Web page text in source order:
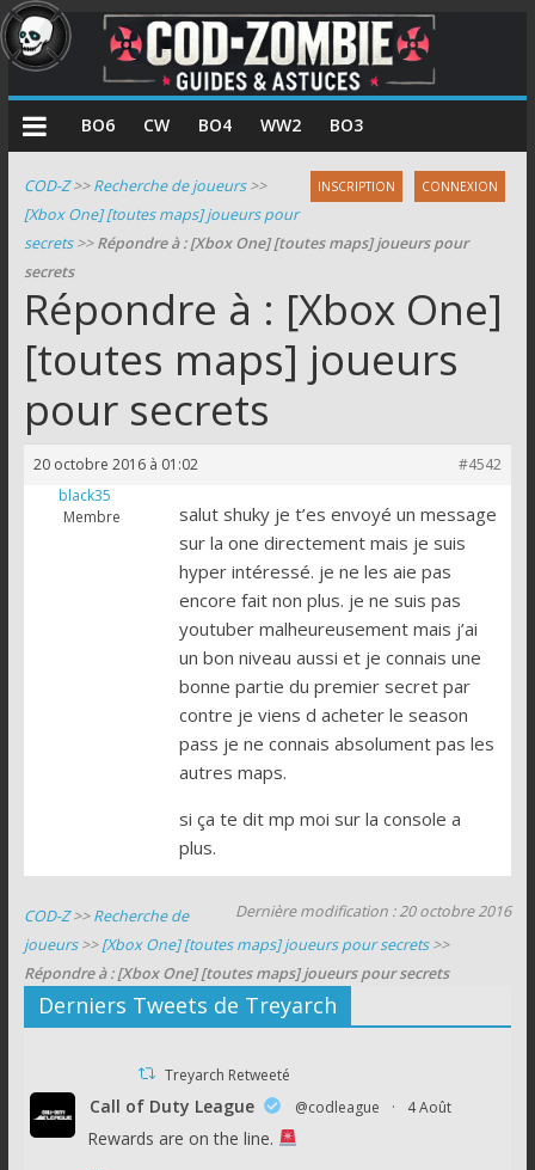
COD
Zombie
Guides
et
astuces
pour
le
mode
zombie
de
Call
Duty
BO6 CW BO4 WW2 BO3
INSCRIPTION CONNEXION
COD-Z>>Recherche de joueurs>>
[Xbox One] [toutes maps] joueurs pour
secrets>>Répondre à : [Xbox One] [toutes maps] joueurs pour
secrets
Répondre à : [Xbox One]
[toutes maps] joueurs
pour secrets
20 octobre 2016 à 01:02
#4542
black35
Membre
salut shuky je t’es envoyé un message
sur la one directement mais je suis
hyper intéressé. je ne les aie pas
encore fait non plus. je ne suis pas
youtuber malheureusement mais j’ai
un bon niveau aussi et je connais une
bonne partie du premier secret par
contre je viens d acheter le season
pass je ne connais absolument pas les
autres maps.
si ça te dit mp moi sur la console a
plus.
Dernière modification : 20 octobre 2016
COD-Z>>Recherche de
joueurs>>[Xbox One] [toutes maps] joueurs pour secrets>>
Répondre à : [Xbox One] [toutes maps] joueurs pour secrets
Derniers Tweets de Treyarch
Treyarch Retweeté
Call of Duty League @codleague · 4 Août
Rewards are on the line.